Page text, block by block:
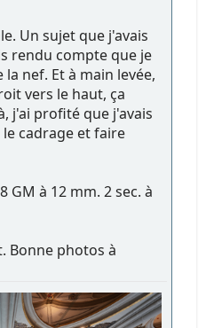
Un sujet que j'avais
rendu compte que je
nef. Et à main levée,
vers le haut, ça
j'ai profité que j'avais
cadrage et faire
GM à 12 mm. 2 sec. à
Bonne photos à